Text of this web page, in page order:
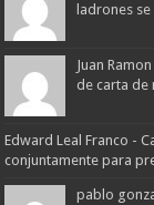
ladrones
Juan
de carta de
Edward Leal Franco -
conjuntamente para
pablo